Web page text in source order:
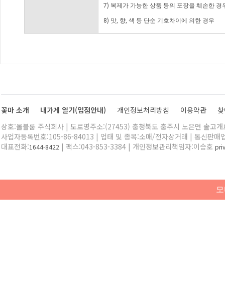
7) 복제가 가능한 상품 등의 포장을 훼손한 경
8) 맛, 향, 색 등 단순 기호차이에 의한 경우
꽃마 소개 내가게 열기(입점안내) 개인정보처리방침 이용약관
상호:올블룸 주식회사 | 도로명주소:(27453) 충청북도 충주시 노은면 솔고
사업자등록번호:105-86-84013 | 업태 및 종목:소매/전자상거래 | 통신판매
대표전화:1644-8422 | 팩스:043-853-3384 | 개인정보관리책임자:이승호